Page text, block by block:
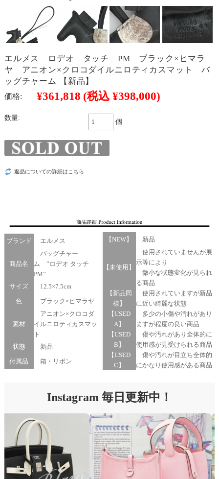
エルメス ロデオ タッチ PM ブラック×ヒマラ
ヤ アニオン×クロコダイルニロティカスマット バ
ッグチャーム 【新品】
価格: ¥361,818 (税込 ¥398,000)
数量:
個
返品についての詳細はこちら
ブランド エルメス
商品名
バッグチャー
ム ”ロデオ タッチ
PM”
サイズ
12.5×7.5cm
色
ブラック×ヒマラヤ
素材
アニオン×クロコダ
イルニロティカスマッ
ト
状態
新品
付属品
箱・リボン
【NEW】 新品
【未使用】
使用されていませんが展
示等により
微小な状態変化が見られ
る商品
【新品同
様】
使用されていますが新品
に近い綺麗な状態
【USED
A】
多少の小傷や汚れがあり
ますが程度の良い商品
【USED
B】
傷や汚れがあり全体的に
使用感が見受けられる商品
【USED
C】
傷や汚れが目立ち全体的
にかなり使用感がある商品
Instagram 毎日更新中！